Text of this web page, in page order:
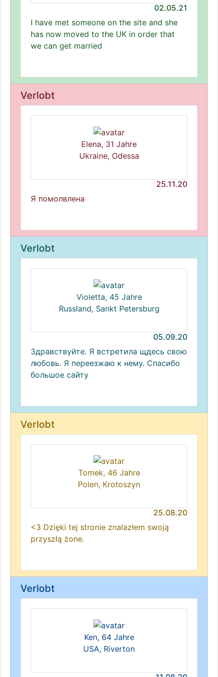
02.05.21
I have met someone on the site and she
has now moved to the UK in order that
we can get married
Verlobt
Elena, 31 Jahre
Ukraine, Odessa
25.11.20
Я помолвлена
Verlobt
Violetta, 45 Jahre
Russland, Sankt Petersburg
05.09.20
Здравствуйте. Я встретила щдесь свою
любовь. Я переезжаю к нему. Спасибо
большое сайту
Verlobt
Tomek, 46 Jahre
Polen, Krotoszyn
25.08.20
<3 Dzięki tej stronie znalazłem swoją
przyszłą żone.
Verlobt
Ken, 64 Jahre
USA, Riverton